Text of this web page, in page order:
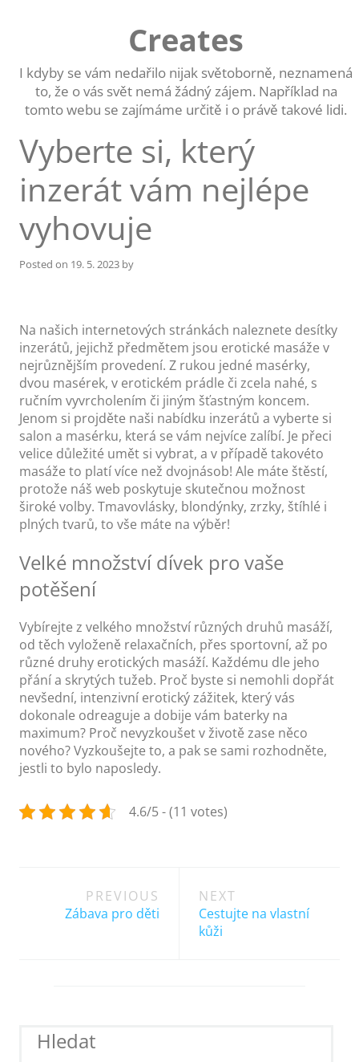
Creates
I kdyby se vám nedařilo nijak světoborně, neznamená
to, že o vás svět nemá žádný zájem. Například na
tomto webu se zajímáme určitě i o právě takové lidi.
Vyberte si, který
inzerát vám nejlépe
vyhovuje
Posted on 19. 5. 2023 by
Na našich internetových stránkách naleznete desítky
inzerátů, jejichž předmětem jsou erotické masáže v
nejrůznějším provedení. Z rukou jedné masérky,
dvou masérek, v erotickém prádle či zcela nahé, s
ručním vyvrcholením či jiným šťastným koncem.
Jenom si projděte naši nabídku inzerátů a vyberte si
salon a masérku, která se vám nejvíce zalíbí. Je přeci
velice důležité umět si vybrat, a v případě takovéto
masáže to platí více než dvojnásob! Ale máte štěstí,
protože náš web poskytuje skutečnou možnost
široké volby. Tmavovlásky, blondýnky, zrzky, štíhlé i
plných tvarů, to vše máte na výběr!
Velké množství dívek pro vaše
potěšení
Vybírejte z velkého množství různých druhů masáží,
od těch vyloženě relaxačních, přes sportovní, až po
různé druhy erotických masáží. Každému dle jeho
přání a skrytých tužeb. Proč byste si nemohli dopřát
nevšední, intenzivní erotický zážitek, který vás
dokonale odreaguje a dobije vám baterky na
maximum? Proč nevyzkoušet v životě zase něco
nového? Vyzkoušejte to, a pak se sami rozhodněte,
jestli to bylo naposledy.
4.6/5 - (11 votes)
navigationPREVIOUS
Zábava pro děti
NEXT
Cestujte na vlastní
kůži
Hledat